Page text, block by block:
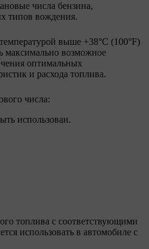
числа бензина,
типов вождения.
выше +38°C (100°F)
максимально возможное
оптимальных
и расхода топлива.
числа:
использован.
топлива с соответствующими
использовать в автомобиле с